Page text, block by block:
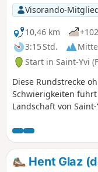
Visorando-
10,46 km
3:15 Std.
Start in Saint-Yvi
Diese Rundstrecke
Schwierigkeiten
Landschaft von
wird.Die Strecke, die
Mountainbikern
zahlreiche schattige
begehene kleine
Hent Glaz